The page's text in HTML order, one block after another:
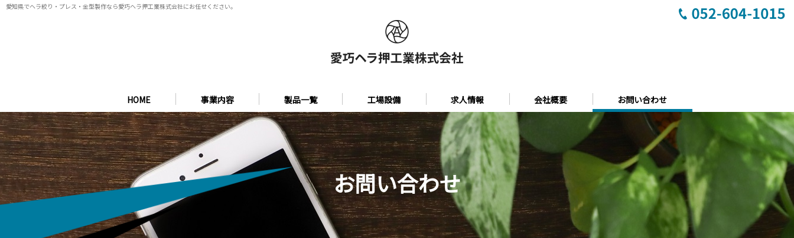
愛知県でヘラ絞り・プレス・金型製作なら愛巧ヘラ押工業株式会社にお任せください。
HOME 事業内容 製品一覧 工場設備 求人情報 会社概要 お問い合わせ
お問い合わせ